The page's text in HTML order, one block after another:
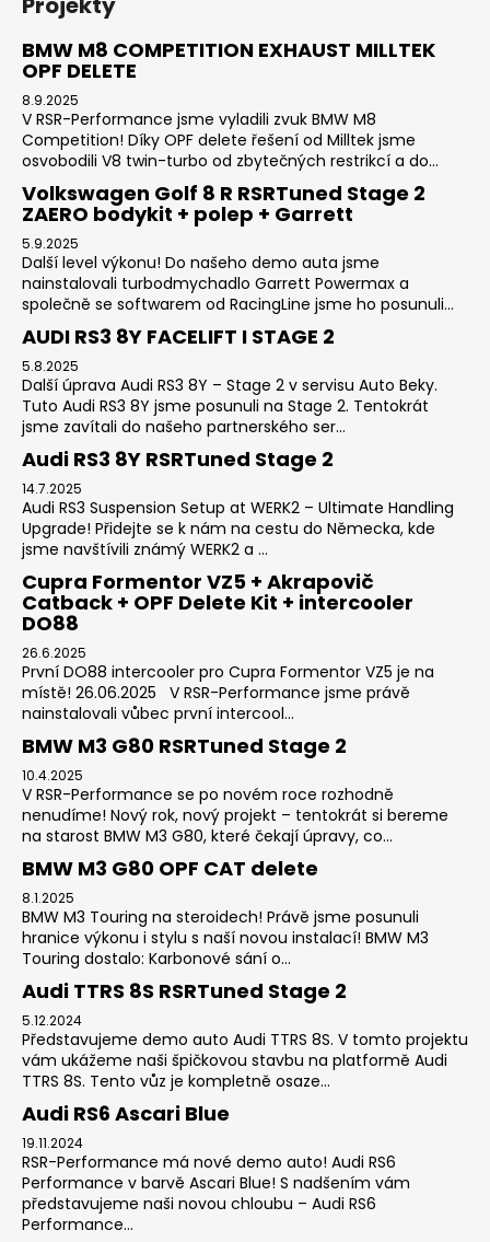
BMW M8 COMPETITION EXHAUST MILLTEK
OPF DELETE
8.9.2025
V RSR-Performance jsme vyladili zvuk BMW M8
Competition! Díky OPF delete řešení od Milltek jsme
osvobodili V8 twin-turbo od zbytečných restrikcí a do...
Volkswagen Golf 8 R RSRTuned Stage 2
ZAERO bodykit + polep + Garrett
5.9.2025
Další level výkonu! Do našeho demo auta jsme
nainstalovali turbodmychadlo Garrett Powermax a
společně se softwarem od RacingLine jsme ho posunuli...
AUDI RS3 8Y FACELIFT I STAGE 2
5.8.2025
Další úprava Audi RS3 8Y – Stage 2 v servisu Auto Beky.
Tuto Audi RS3 8Y jsme posunuli na Stage 2. Tentokrát
jsme zavítali do našeho partnerského ser...
Audi RS3 8Y RSRTuned Stage 2
14.7.2025
Audi RS3 Suspension Setup at WERK2 – Ultimate Handling
Upgrade! Přidejte se k nám na cestu do Německa, kde
jsme navštívili známý WERK2 a ...
Cupra Formentor VZ5 + Akrapovič
Catback + OPF Delete Kit + intercooler
DO88
26.6.2025
První DO88 intercooler pro Cupra Formentor VZ5 je na
místě! 26.06.2025 V RSR-Performance jsme právě
nainstalovali vůbec první intercool...
BMW M3 G80 RSRTuned Stage 2
10.4.2025
V RSR-Performance se po novém roce rozhodně
nenudíme! Nový rok, nový projekt – tentokrát si bereme
na starost BMW M3 G80, které čekají úpravy, co...
BMW M3 G80 OPF CAT delete
8.1.2025
BMW M3 Touring na steroidech! Právě jsme posunuli
hranice výkonu i stylu s naší novou instalací! BMW M3
Touring dostalo: Karbonové sání o...
Audi TTRS 8S RSRTuned Stage 2
5.12.2024
Představujeme demo auto Audi TTRS 8S. V tomto projektu
vám ukážeme naši špičkovou stavbu na platformě Audi
TTRS 8S. Tento vůz je kompletně osaze...
Audi RS6 Ascari Blue
19.11.2024
RSR-Performance má nové demo auto! Audi RS6
Performance v barvě Ascari Blue! S nadšením vám
představujeme naši novou chloubu – Audi RS6
Performance...